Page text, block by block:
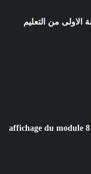
الاولى من التعليم
affichage du module